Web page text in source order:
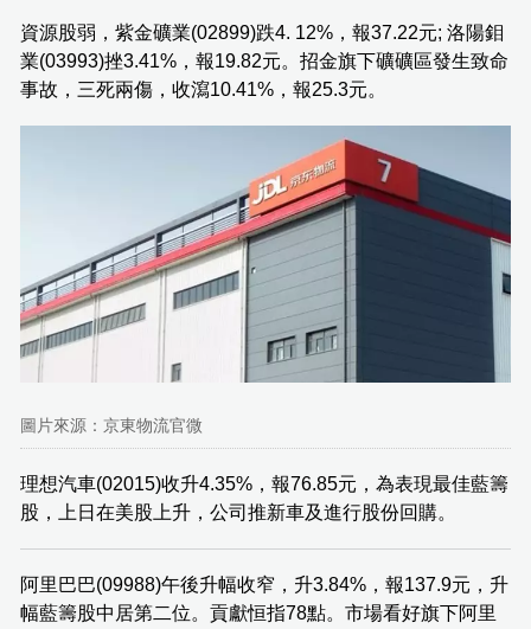
資源股弱，紫金礦業(02899)跌4. 12%，報37.22元; 洛陽鉬
業(03993)挫3.41%，報19.82元。招金旗下礦礦區發生致命
事故，三死兩傷，收瀉10.41%，報25.3元。
圖片來源：京東物流官微
理想汽車(02015)收升4.35%，報76.85元，為表現最佳藍籌
股，上日在美股上升，公司推新車及進行股份回購。
阿里巴巴(09988)午後升幅收窄，升3.84%，報137.9元，升
幅藍籌股中居第二位。貢獻恒指78點。市場看好旗下阿里